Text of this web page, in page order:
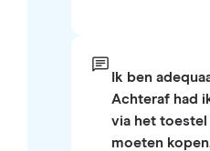
Ik ben
Achteraf had
via het
moeten